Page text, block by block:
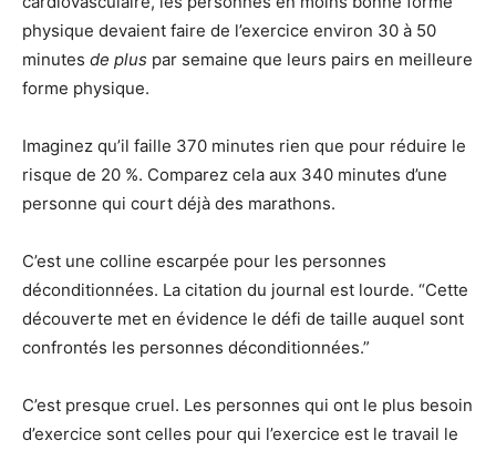
physique devaient faire de l’exercice environ 30 à 50
minutes de plus par semaine que leurs pairs en meilleure
forme physique.
Imaginez qu’il faille 370 minutes rien que pour réduire le
risque de 20 %. Comparez cela aux 340 minutes d’une
personne qui court déjà des marathons.
C’est une colline escarpée pour les personnes
déconditionnées. La citation du journal est lourde. “Cette
découverte met en évidence le défi de taille auquel sont
confrontés les personnes déconditionnées.”
C’est presque cruel. Les personnes qui ont le plus besoin
d’exercice sont celles pour qui l’exercice est le travail le